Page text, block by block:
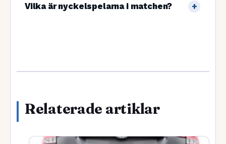
Vilka är nyckelspelarna i matchen?
Relaterade artiklar